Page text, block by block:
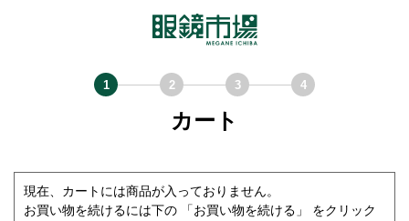
カート
現在、カートには商品が入っておりません。
お買い物を続けるには下の 「お買い物を続ける」 をクリック